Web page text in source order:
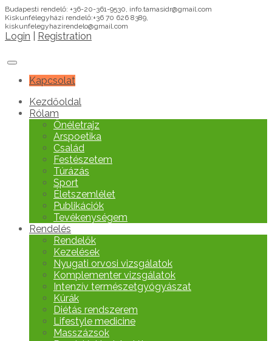
Budapesti rendelő: +36-20-361-9530, info.tamasidr@gmail.com
Kiskunfélegyházi rendelő:+36 70 626 8389,
kiskunfelegyhazirendelo@gmail.com
Login Registration
Kapcsolat
Kezdőoldal
Rólam
Önéletrajz
Arspoetika
Család
Festészetem
Túrázás
Sport
Életszemlélet
Publikációk
Tevékenységem
Rendelés
Rendelők
Kezelések
Nyugati orvosi vizsgálatok
Komplementer vizsgálatok
Intenzív természetgyógyászat
Kúrák
Diétás rendszerem
Lifestyle medicine
Masszázsok